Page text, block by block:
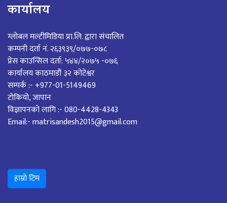
कार्यालय
ग्लोबल मल्टीमिडिया प्रा.लि. द्वारा संचालित
कम्पनी दर्ता नं. २६३९३९/०७७-०७८
प्रेस काउन्सिल दर्ता: ५४४/२०७५ -०७६
कार्यालय काठमाडौं ३२ कोटेश्वर
सम्पर्क :- +977-01-5149469
टोकियो, जापान
विज्ञापनको लागि :- 080-4428-4343
Email:- matrisandesh2015@gmail.com
हाम्रो टिम